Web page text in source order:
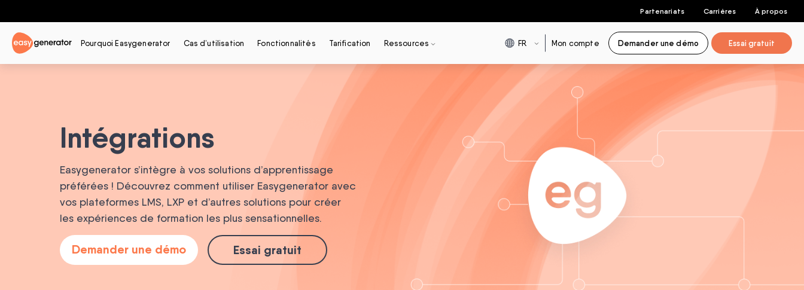
Partenariats Carrières À propos
Pourquoi Easygenerator Cas d’utilisation Fonctionnalités Tarification Ressources FR Mon compte Demander une démo Essai gratuit
Intégrations
Easygenerator s’intègre à vos solutions d’apprentissage
préférées ! Découvrez comment utiliser Easygenerator avec
vos plateformes LMS, LXP et d’autres solutions pour créer
les expériences de formation les plus sensationnelles.
Demander une démo Essai gratuit